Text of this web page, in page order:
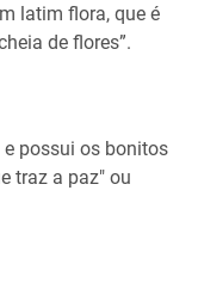
latim flora, que é
de flores”.
possui os bonitos
traz a paz" ou